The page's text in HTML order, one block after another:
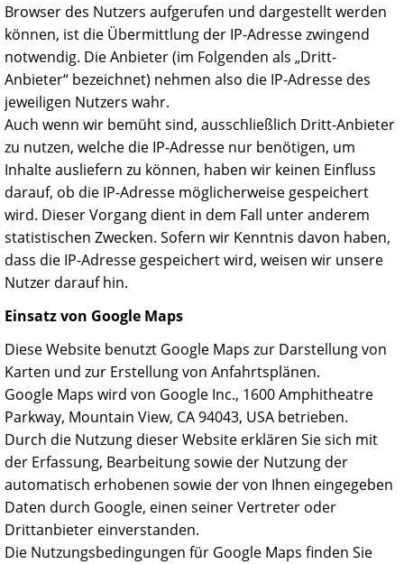
Browser des Nutzers aufgerufen und dargestellt werden
können, ist die Übermittlung der IP-Adresse zwingend
notwendig. Die Anbieter (im Folgenden als „Dritt-
Anbieter“ bezeichnet) nehmen also die IP-Adresse des
jeweiligen Nutzers wahr.
Auch wenn wir bemüht sind, ausschließlich Dritt-Anbieter
zu nutzen, welche die IP-Adresse nur benötigen, um
Inhalte ausliefern zu können, haben wir keinen Einfluss
darauf, ob die IP-Adresse möglicherweise gespeichert
wird. Dieser Vorgang dient in dem Fall unter anderem
statistischen Zwecken. Sofern wir Kenntnis davon haben,
dass die IP-Adresse gespeichert wird, weisen wir unsere
Nutzer darauf hin.
Einsatz von Google Maps
Diese Website benutzt Google Maps zur Darstellung von
Karten und zur Erstellung von Anfahrtsplänen.
Google Maps wird von Google Inc., 1600 Amphitheatre
Parkway, Mountain View, CA 94043, USA betrieben.
Durch die Nutzung dieser Website erklären Sie sich mit
der Erfassung, Bearbeitung sowie der Nutzung der
automatisch erhobenen sowie der von Ihnen eingegeben
Daten durch Google, einen seiner Vertreter oder
Drittanbieter einverstanden.
Die Nutzungsbedingungen für Google Maps finden Sie